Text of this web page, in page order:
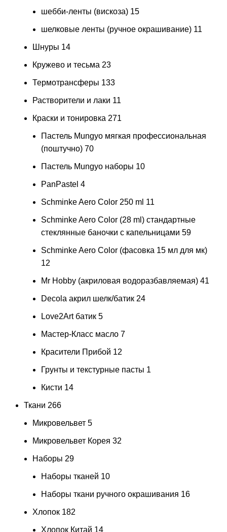
шебби-ленты (вискоза) 15
шелковые ленты (ручное окрашивание) 11
Шнуры 14
Кружево и тесьма 23
Термотрансферы 133
Растворители и лаки 11
Краски и тонировка 271
Пастель Mungyo мягкая профессиональная
(поштучно) 70
Пастель Mungyo наборы 10
PanPastel 4
Schminke Aero Color 250 ml 11
Schminke Aero Color (28 ml) стандартные
стеклянные баночки с капельницами 59
Schminke Aero Color (фасовка 15 мл для мк)
12
Mr Hobby (акриловая водоразбавляемая) 41
Decola акрил шелк/батик 24
Love2Art батик 5
Мастер-Класс масло 7
Красители Прибой 12
Грунты и текстурные пасты 1
Кисти 14
Ткани 266
Микровельвет 5
Микровельвет Корея 32
Наборы 29
Наборы тканей 10
Наборы ткани ручного окрашивания 16
Хлопок 182
Хлопок Китай 14